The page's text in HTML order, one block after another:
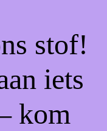
stof!
iets
kom